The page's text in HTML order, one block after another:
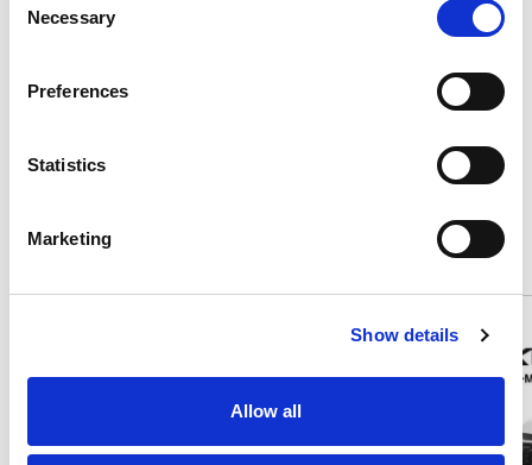
Selection
Necessary
Preferences
Statistics
Marketing
Show details
Allow all